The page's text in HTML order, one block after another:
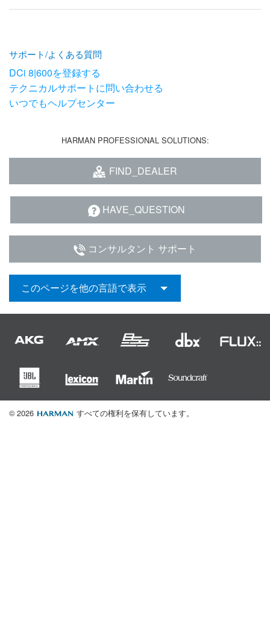
サポート/よくある質問
DCi 8|600を登録する
テクニカルサポートに問い合わせる
いつでもヘルプセンター
HARMAN PROFESSIONAL SOLUTIONS:
FIND_DEALER
HAVE_QUESTION
コンサルタント サポート
このページを他の言語で表示
© 2026 すべての権利を保有しています。